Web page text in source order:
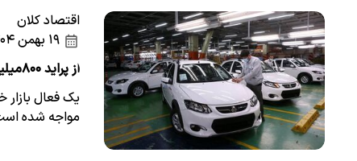
اقتصاد کلان
از پراید ۸۰۰میلیونی تا مونتاژی‌های چند میلیاردی/خرید خودرو آرزو شد
یک فعال
مواجه شده